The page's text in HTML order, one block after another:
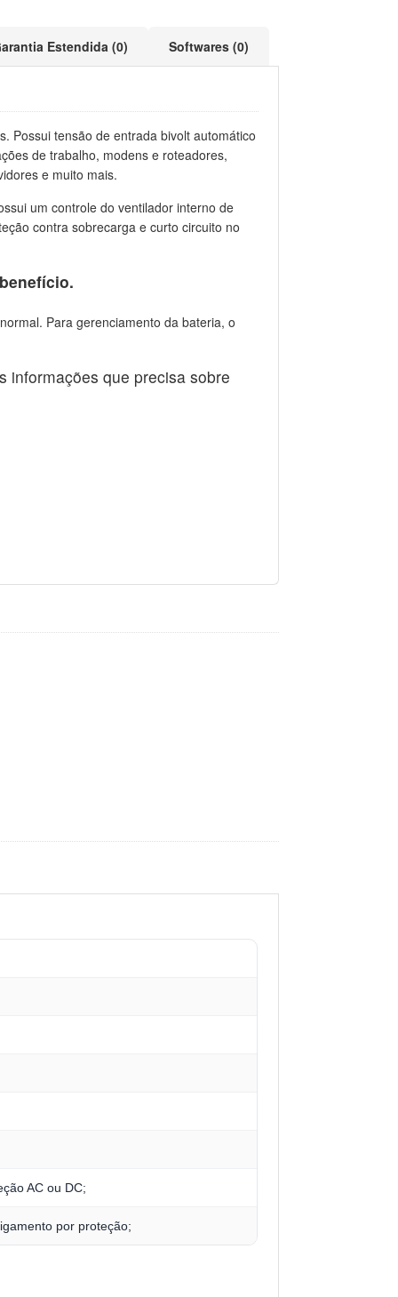
Estendida (0) Softwares (0)
Possui tensão de entrada bivolt automático
de trabalho, modens e roteadores,
e muito mais.
um controle do ventilador interno de
contra sobrecarga e curto circuito no
Para gerenciamento da bateria, o
informações que precisa sobre
AC ou DC;
por proteção;